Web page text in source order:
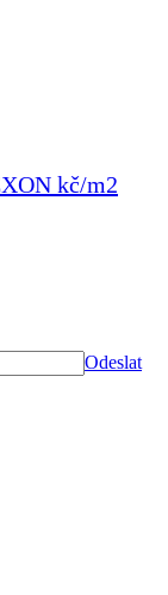
kč/m2
Odeslat